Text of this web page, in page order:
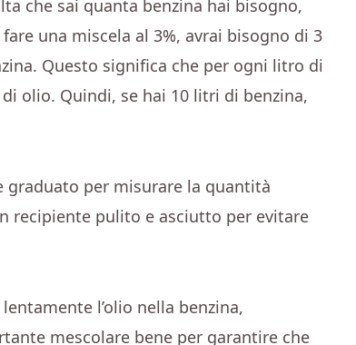
che sai quanta benzina hai bisogno,
una miscela al 3%, avrai bisogno di 3
Questo significa che per ogni litro di
olio. Quindi, se hai 10 litri di benzina,
graduato per misurare la quantità
recipiente pulito e asciutto per evitare
l’olio nella benzina,
mescolare bene per garantire che